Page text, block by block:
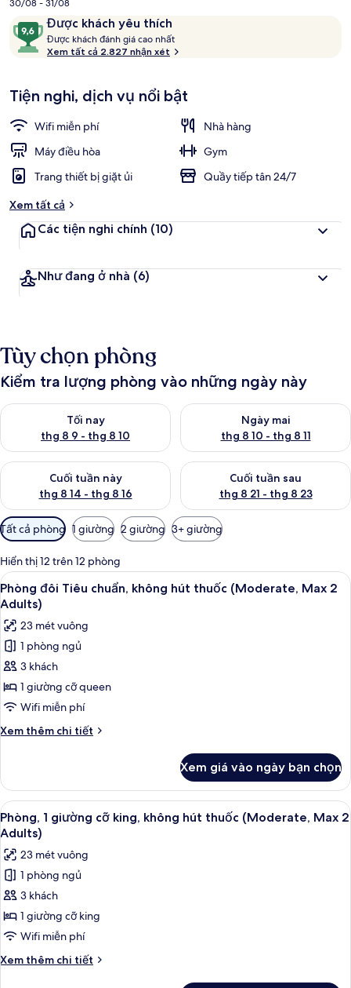
1.925.328 ₫
30/08 - 31/08
Nhận
xét
Được khách yêu thích
9,6
trên
10,
khách
yêu
thích
Được khách đánh giá cao nhất
ư
k
h
c
n
n
h
Xem tất cả 2.827 nhận xét
Tiện nghi, dịch vụ nổi bật
Wifi miễn phí
Nhà hàng
Máy điều hòa
Gym
Trang thiết bị giặt ủi
Quầy tiếp tân 24/7
Xem tất cả
Các tiện nghi chính (10)
Như đang ở nhà (6)
Tùy chọn phòng
Kiểm tra lượng phòng vào những ngày này
Tối nay
thg 8 9 - thg 8 10
Kiểm tra lượng phòng tối nay từ thg 8 9 - thg 8 10
Ngày mai
thg 8 10 - thg 8 11
Kiểm tra lượng phòng ngày
Cuối tuần này
thg 8 14 - thg 8 16
Kiểm tra lượng phòng cuối tuần này từ thg 8 14 - thg 8 16
Cuối tuần sau
thg 8 21 - thg 8 23
Kiểm tra lượng phòng cuối
Bộ
lọc
có
thể
dùng
để
lọc
tìm
phòng
Tất cả phòng 1 giường 2 giường 3+ giường
Hiển thị 12 trên 12 phòng
Xem
tất
cả
ảnh
Phòng
đôi
Tiêu
chuẩn,
không
hút
(Moderate,
Max
2
Adults)
Phòng đôi Tiêu chuẩn, không hút
13
Phòng đôi Tiêu chuẩn, không hút thuốc (Moderate, Max 2
Adults)
23 mét vuông
1 phòng ngủ
3 khách
1 giường cỡ queen
Wifi miễn phí
Xem thêm chi tiết
Chi
Phòng
đôi
Tiêu
chuẩn,
hút
thuốc
(Moderate,
Max
2
Xem giá vào ngày bạn chọn
Xem
tất
cả
ảnh
Phòng,
1
giường
cỡ
king,
không
Phòng, 1 giường cỡ king, không hút
14
Phòng, 1 giường cỡ king, không hút thuốc (Moderate, Max 2
Adults)
23 mét vuông
1 phòng ngủ
3 khách
1 giường cỡ king
Wifi miễn phí
Xem thêm chi tiết
Chi